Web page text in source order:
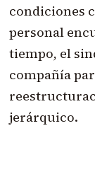
condiciones
personal
tiempo, el
compañía
jerárquico.